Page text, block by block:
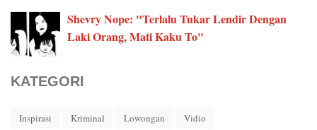
Shevry Nope: "Terlalu Tukar Lendir Dengan
Laki Orang, Mati Kaku To"
KATEGORI
Inspirasi Kriminal Lowongan Vidio